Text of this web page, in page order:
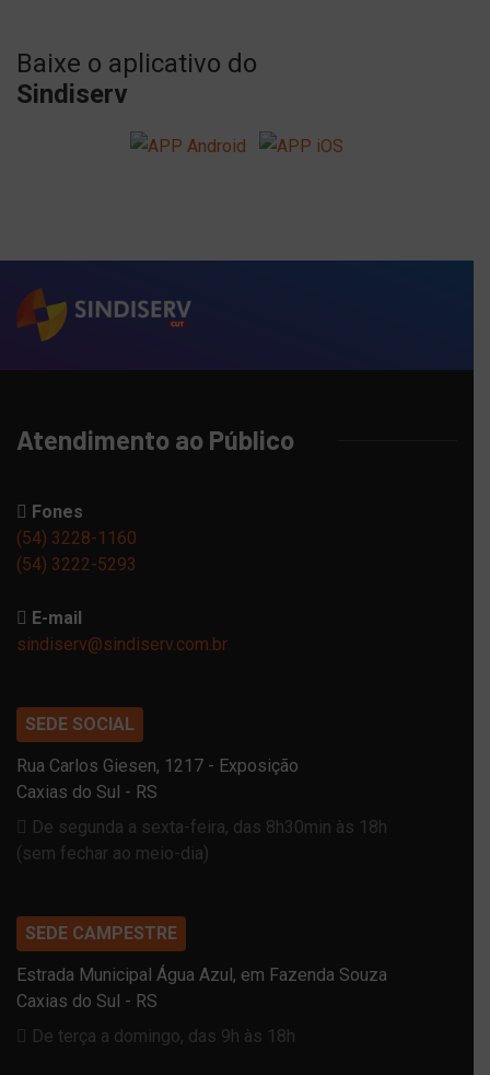
Baixe o aplicativo do
Sindiserv
Atendimento ao Público
Fones
(54) 3228-1160
(54) 3222-5293
E-mail
sindiserv@sindiserv.com.br
SEDE SOCIAL
Rua Carlos Giesen, 1217 - Exposição
Caxias do Sul - RS
De segunda a sexta-feira, das 8h30min às 18h
(sem fechar ao meio-dia)
SEDE CAMPESTRE
Estrada Municipal Água Azul, em Fazenda Souza
Caxias do Sul - RS
De terça a domingo, das 9h às 18h